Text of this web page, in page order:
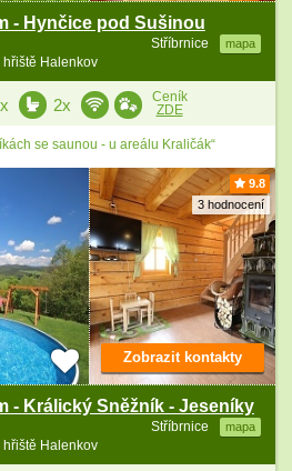
- Hynčice pod Sušinou
Stříbrnice mapa
hřiště Halenkov
2x
Ceník
ZDE
se saunou - u areálu Kraličák“
9.8
3 hodnocení
- Králický Sněžník - Jeseníky
Stříbrnice mapa
hřiště Halenkov
Zobrazit kontakty